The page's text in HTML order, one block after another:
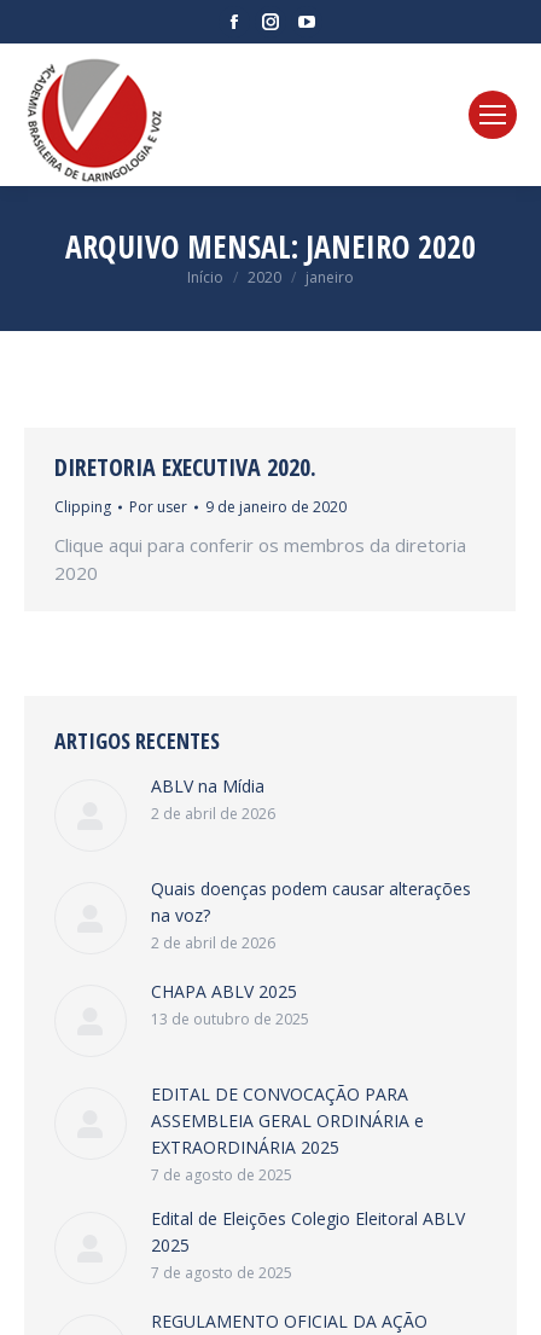
FacebookInstagram
ARQUIVO MENSAL: JANEIRO 2020
Você está aqui:
Início 2020 janeiro
DIRETORIA EXECUTIVA 2020.
Clipping Por user 9 de janeiro de 2020
Clique aqui para conferir os membros da diretoria
2020
ARTIGOS RECENTES
ABLV na Mídia
2 de abril de 2026
Quais doenças podem causar alterações
na voz?
2 de abril de 2026
CHAPA ABLV 2025
13 de outubro de 2025
EDITAL DE CONVOCAÇÃO PARA
ASSEMBLEIA GERAL ORDINÁRIA e
EXTRAORDINÁRIA 2025
7 de agosto de 2025
Edital de Eleições Colegio Eleitoral ABLV
2025
7 de agosto de 2025
REGULAMENTO OFICIAL DA AÇÃO